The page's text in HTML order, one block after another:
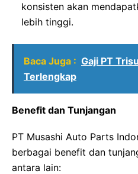
konsisten akan
lebih tinggi.
Baca Juga : Gaji PT
Terlengkap
Benefit dan Tunjangan
PT Musashi Auto Parts
berbagai benefit dan
antara lain: